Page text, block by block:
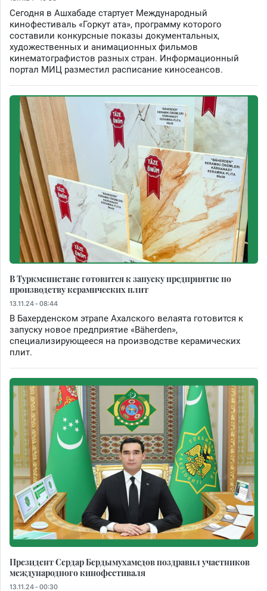
Сегодня в Ашхабаде стартует Международный
кинофестиваль «Горкут ата», программу которого
составили конкурсные показы документальных,
художественных и анимационных фильмов
кинематографистов разных стран. Информационный
портал МИЦ разместил расписание киносеансов.
В Туркменистане готовится к запуску предприятие по
производству керамических плит
13.11.24 - 08:44
В Бахерденском этрапе Ахалского велаята готовится к
запуску новое предприятие «Bäherden»,
специализирующееся на производстве керамических
плит.
Президент Сердар Бердымухамедов поздравил участников
международного кинофестиваля
13.11.24 - 00:30